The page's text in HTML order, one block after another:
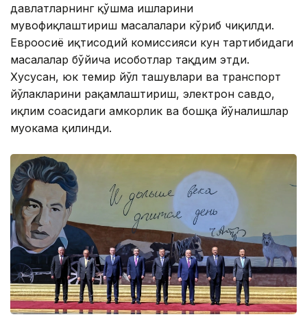
давлатларнинг қўшма ишларини
мувофиқлаштириш масалалари кўриб чиқилди.
Евроосиё иқтисодий комиссияси кун тартибидаги
масалалар бўйича ҳисоботлар тақдим этди.
Хусусан, юк темир йўл ташувлари ва транспорт
йўлакларини рақамлаштириш, электрон савдо,
иқлим соҳасидаги ҳамкорлик ва бошқа йўналишлар
муҳокама қилинди.